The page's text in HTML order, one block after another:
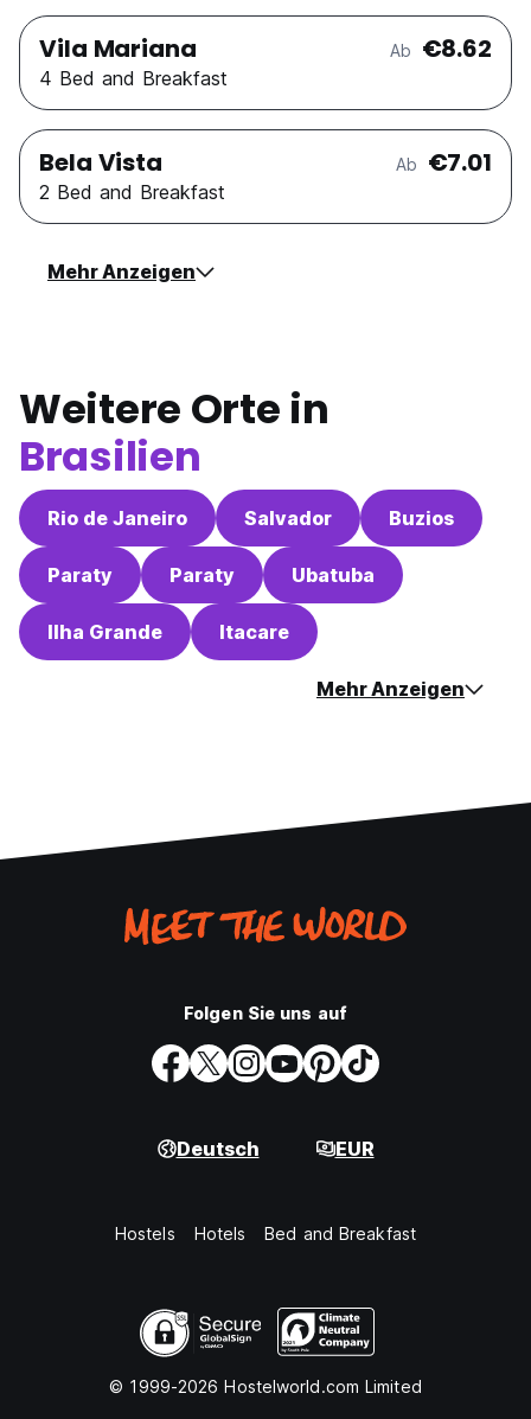
Vila Mariana Ab €8.62
4 Bed and Breakfast
Bela Vista Ab €7.01
2 Bed and Breakfast
Mehr Anzeigen
Weitere Orte in
Brasilien
Rio de Janeiro Salvador Buzios
Paraty Paraty Ubatuba
Ilha Grande Itacare
Mehr Anzeigen
Folgen Sie uns auf
Deutsch EUR
Hostels Hotels Bed and Breakfast
© 1999-2026 Hostelworld.com Limited